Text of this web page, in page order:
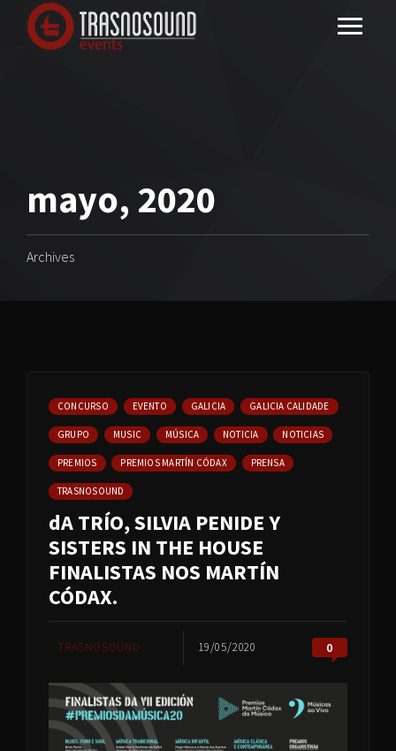
mayo, 2020
Archives
CONCURSO EVENTO GALICIA GALICIA CALIDADE
GRUPO MUSIC MÚSICA NOTICIA NOTICIAS
PREMIOS PREMIOS MARTÍN CÓDAX PRENSA
TRASNOSOUND
dA TRÍO, SILVIA PENIDE Y
SISTERS IN THE HOUSE
FINALISTAS NOS MARTÍN
CÓDAX.
TRASNOSOUND 19/05/2020 0